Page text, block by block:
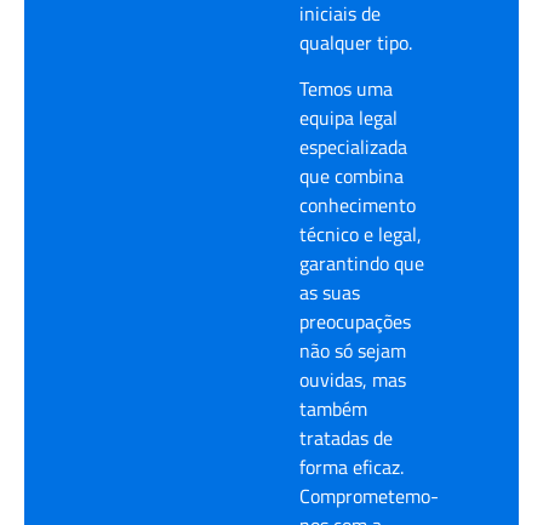
iniciais de
qualquer tipo.
Temos uma
equipa legal
especializada
que combina
conhecimento
técnico e legal,
garantindo que
as suas
preocupações
não só sejam
ouvidas, mas
também
tratadas de
forma eficaz.
Comprometemo-